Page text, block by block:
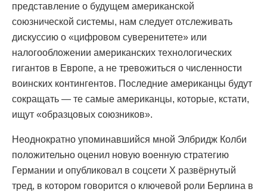
представление о будущем американской
союзнической системы, нам следует отслеживать
дискуссию о «цифровом суверенитете» или
налогообложении американских технологических
гигантов в Европе, а не тревожиться о численности
воинских контингентов. Последние американцы будут
сокращать — те самые американцы, которые, кстати,
ищут «образцовых союзников».
Неоднократно упоминавшийся мной Элбридж Колби
положительно оценил новую военную стратегию
Германии и опубликовал в соцсети X развёрнутый
тред, в котором говорится о ключевой роли Берлина в